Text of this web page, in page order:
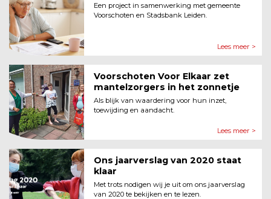
Een project in samenwerking met gemeente
Voorschoten en Stadsbank Leiden.
Lees meer >
Voorschoten Voor Elkaar zet
mantelzorgers in het zonnetje
Als blijk van waardering voor hun inzet,
toewijding en aandacht.
Lees meer >
Ons jaarverslag van 2020 staat
klaar
Met trots nodigen wij je uit om ons jaarverslag
van 2020 te bekijken en te lezen.